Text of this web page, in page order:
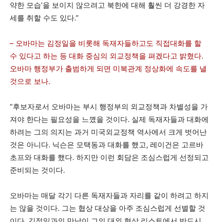
약한 모습’을 보이지 않으려고 북한에 대해 훨씬 더 강경한 자
세를 취할 수도 있다.”
– 오바마는 김정일을 비롯해 독재자들하고도 직접대화를 할
수 있다고 하는 등 대화 중심의 외교정책을 펴겠다고 밝혔다.
오바마 행정부가 출범하게 되면 미북관계 정상화에 속도를 낼
것으로 보나.
“후보자로서 오바마는 부시 행정부의 외교정책과 차별성을 가
져야 한다는 필요성을 느꼈을 것이다. 실제 독재자들과 대화에
하려는 그의 의지는 과거 미국외교정책 역사에서 크게 벗어난
것은 아니다. 닉슨은 모택동과 대화를 했고, 레이건은 고르바
초프와 대화를 했다. 하지만 이런 회담은 조심스럽게 선정되고
준비되는 것이다.
오바마는 매달 각기 다른 독재자들과 자리를 같이 하려고 하지
는 않을 것이다. 그는 협상 대상을 아주 조심스럽게 선별할 것